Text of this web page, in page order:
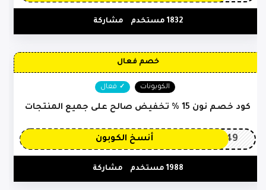
1832 مستخدم مشاركة
خصم فعال
الكوبونات فعال
كود خصم نون 15 % تخفيض صالح على جميع المنتجات
OP149 أنسخ الكوبون
1988 مستخدم مشاركة